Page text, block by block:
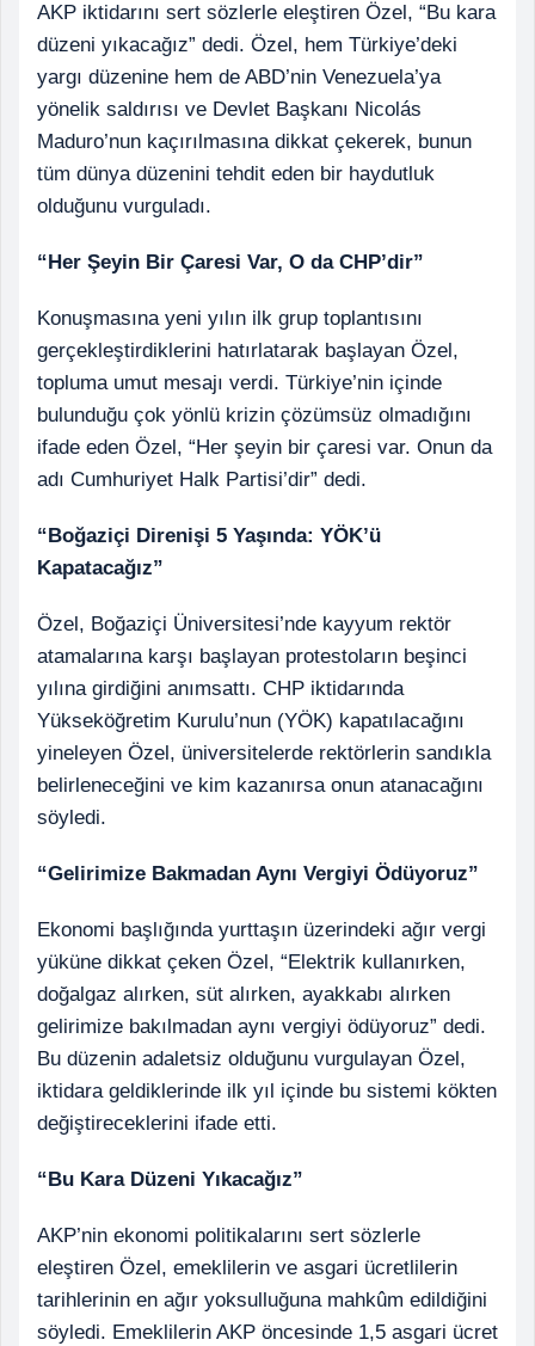
AKP iktidarını sert sözlerle eleştiren Özel, “Bu kara
düzeni yıkacağız” dedi. Özel, hem Türkiye’deki
yargı düzenine hem de ABD’nin Venezuela’ya
yönelik saldırısı ve Devlet Başkanı Nicolás
Maduro’nun kaçırılmasına dikkat çekerek, bunun
tüm dünya düzenini tehdit eden bir haydutluk
olduğunu vurguladı.
“Her Şeyin Bir Çaresi Var, O da CHP’dir”
Konuşmasına yeni yılın ilk grup toplantısını
gerçekleştirdiklerini hatırlatarak başlayan Özel,
topluma umut mesajı verdi. Türkiye’nin içinde
bulunduğu çok yönlü krizin çözümsüz olmadığını
ifade eden Özel, “Her şeyin bir çaresi var. Onun da
adı Cumhuriyet Halk Partisi’dir” dedi.
“Boğaziçi Direnişi 5 Yaşında: YÖK’ü
Kapatacağız”
Özel, Boğaziçi Üniversitesi’nde kayyum rektör
atamalarına karşı başlayan protestoların beşinci
yılına girdiğini anımsattı. CHP iktidarında
Yükseköğretim Kurulu’nun (YÖK) kapatılacağını
yineleyen Özel, üniversitelerde rektörlerin sandıkla
belirleneceğini ve kim kazanırsa onun atanacağını
söyledi.
“Gelirimize Bakmadan Aynı Vergiyi Ödüyoruz”
Ekonomi başlığında yurttaşın üzerindeki ağır vergi
yüküne dikkat çeken Özel, “Elektrik kullanırken,
doğalgaz alırken, süt alırken, ayakkabı alırken
gelirimize bakılmadan aynı vergiyi ödüyoruz” dedi.
Bu düzenin adaletsiz olduğunu vurgulayan Özel,
iktidara geldiklerinde ilk yıl içinde bu sistemi kökten
değiştireceklerini ifade etti.
“Bu Kara Düzeni Yıkacağız”
AKP’nin ekonomi politikalarını sert sözlerle
eleştiren Özel, emeklilerin ve asgari ücretlilerin
tarihlerinin en ağır yoksulluğuna mahkûm edildiğini
söyledi. Emeklilerin AKP öncesinde 1,5 asgari ücret